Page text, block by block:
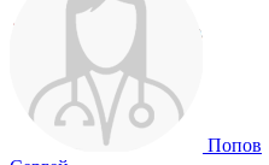
Попов